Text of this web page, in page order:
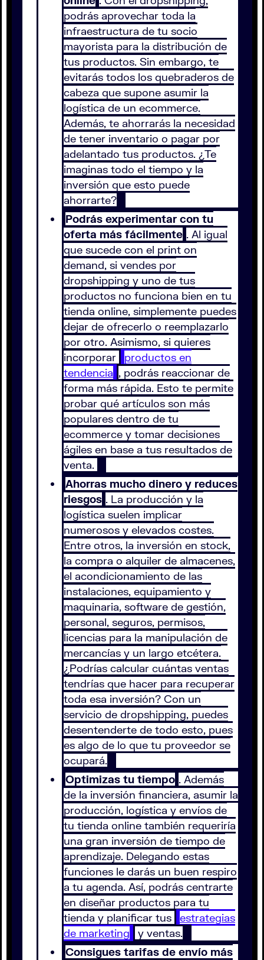
podrás aprovechar toda la
infraestructura de tu socio
mayorista para la distribución de
tus productos. Sin embargo, te
evitarás todos los quebraderos de
cabeza que supone asumir la
logística de un ecommerce.
Además, te ahorrarás la necesidad
de tener inventario o pagar por
adelantado tus productos. ¿Te
imaginas todo el tiempo y la
inversión que esto puede
ahorrarte?
Podrás experimentar con tu
oferta más fácilmente . Al igual
que sucede con el print on
demand, si vendes por
dropshipping y uno de tus
productos no funciona bien en tu
tienda online, simplemente puedes
dejar de ofrecerlo o reemplazarlo
por otro. Asimismo, si quieres
incorporar
productos en
tendencia , podrás reaccionar de
forma más rápida. Esto te permite
probar qué artículos son más
populares dentro de tu
ecommerce y tomar decisiones
ágiles en base a tus resultados de
venta.
Ahorras mucho dinero y reduces
riesgos . La producción y la
logística suelen implicar
numerosos y elevados costes.
Entre otros, la inversión en stock,
la compra o alquiler de almacenes,
el acondicionamiento de las
instalaciones, equipamiento y
maquinaria, software de gestión,
personal, seguros, permisos,
licencias para la manipulación de
mercancías y un largo etcétera.
¿Podrías calcular cuántas ventas
tendrías que hacer para recuperar
toda esa inversión? Con un
servicio de dropshipping, puedes
desentenderte de todo esto, pues
es algo de lo que tu proveedor se
ocupará.
Optimizas tu tiempo . Además
de la inversión financiera, asumir la
producción, logística y envíos de
tu tienda online también requeriría
una gran inversión de tiempo de
aprendizaje. Delegando estas
funciones le darás un buen respiro
a tu agenda. Así, podrás centrarte
en diseñar productos para tu
tienda y planificar tus
estrategias
de marketing
y ventas.
Consigues tarifas de envío más